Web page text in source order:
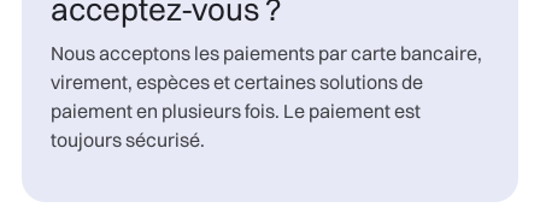
acceptez-vous ?
Nous acceptons les paiements par carte bancaire,
virement, espèces et certaines solutions de
paiement en plusieurs fois. Le paiement est
toujours sécurisé.